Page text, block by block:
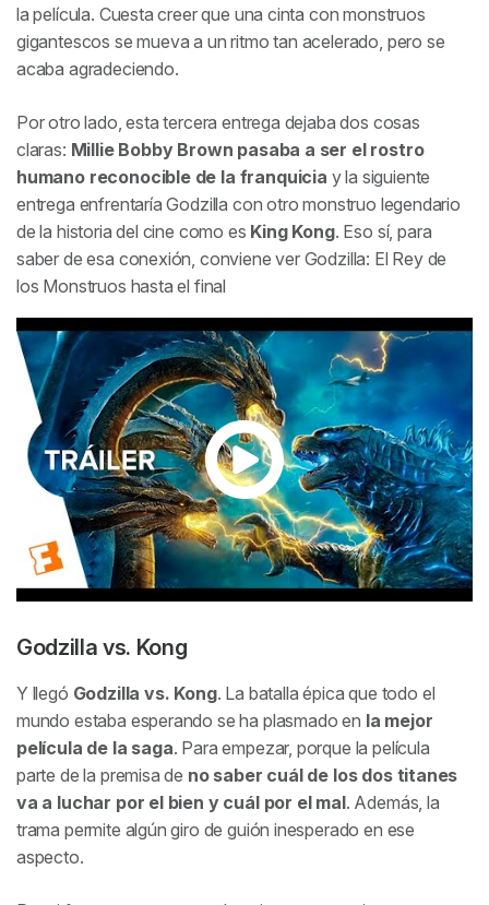
la película. Cuesta creer que una cinta con monstruos
gigantescos se mueva a un ritmo tan acelerado, pero se
acaba agradeciendo.
Por otro lado, esta tercera entrega dejaba dos cosas
claras: Millie Bobby Brown pasaba a ser el rostro
humano reconocible de la franquicia y la siguiente
entrega enfrentaría Godzilla con otro monstruo legendario
de la historia del cine como es King Kong. Eso sí, para
saber de esa conexión, conviene ver Godzilla: El Rey de
los Monstruos hasta el final
Godzilla vs. Kong
Y llegó Godzilla vs. Kong. La batalla épica que todo el
mundo estaba esperando se ha plasmado en la mejor
película de la saga. Para empezar, porque la película
parte de la premisa de no saber cuál de los dos titanes
va a luchar por el bien y cuál por el mal. Además, la
trama permite algún giro de guión inesperado en ese
aspecto.